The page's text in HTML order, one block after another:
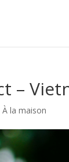
–
À la maison